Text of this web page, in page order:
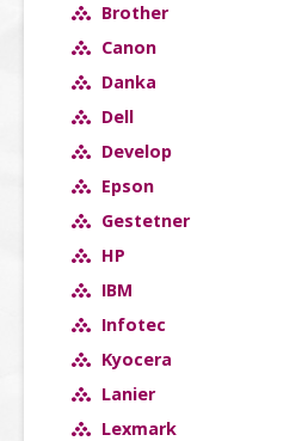
Brother
Canon
Danka
Dell
Develop
Epson
Gestetner
HP
IBM
Infotec
Kyocera
Lanier
Lexmark